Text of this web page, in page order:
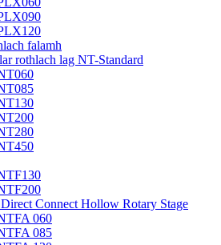
falamh
rothlach lag NT-Standard
Connect Hollow Rotary Stage
060
085